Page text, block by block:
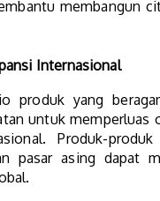
membangun
Internasional
produk yang
untuk memperluas
Produk-
pasar asing dapat